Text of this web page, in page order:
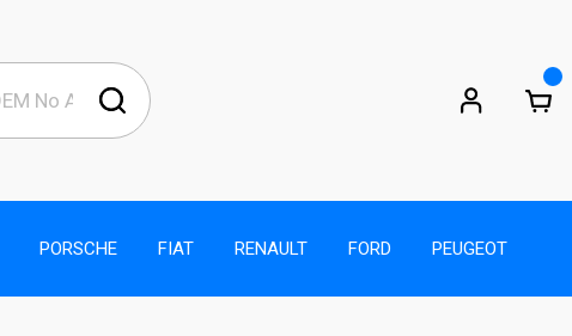
PORSCHE FIAT RENAULT FORD PEUGEOT